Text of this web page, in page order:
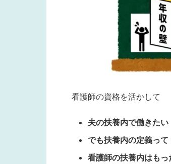
看護師の資格を活かして
夫の扶養内で働きたい
でも扶養内の定義って
看護師の扶養内はもっ